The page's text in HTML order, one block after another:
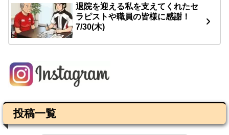
退院を迎える私を支えてくれたセ
ラピストや職員の皆様に感謝！
7/30(木)
投稿一覧